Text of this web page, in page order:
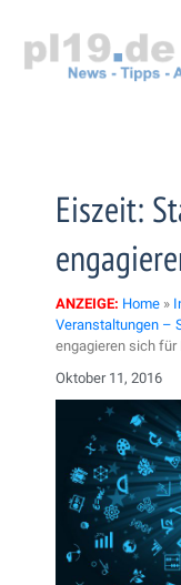
springen
Eiszeit:
ANZEIGE: Home »
Veranstaltungen –
engagieren sich für
Oktober 11, 2016